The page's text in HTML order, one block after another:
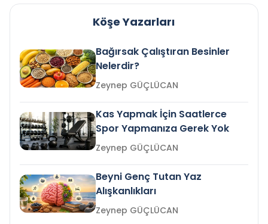
Köşe Yazarları
Bağırsak Çalıştıran Besinler
Nelerdir?
Zeynep GÜÇLÜCAN
Kas Yapmak İçin Saatlerce
Spor Yapmanıza Gerek Yok
Zeynep GÜÇLÜCAN
Beyni Genç Tutan Yaz
Alışkanlıkları
Zeynep GÜÇLÜCAN